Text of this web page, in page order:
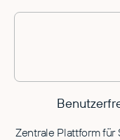
Zentrale Plattform für